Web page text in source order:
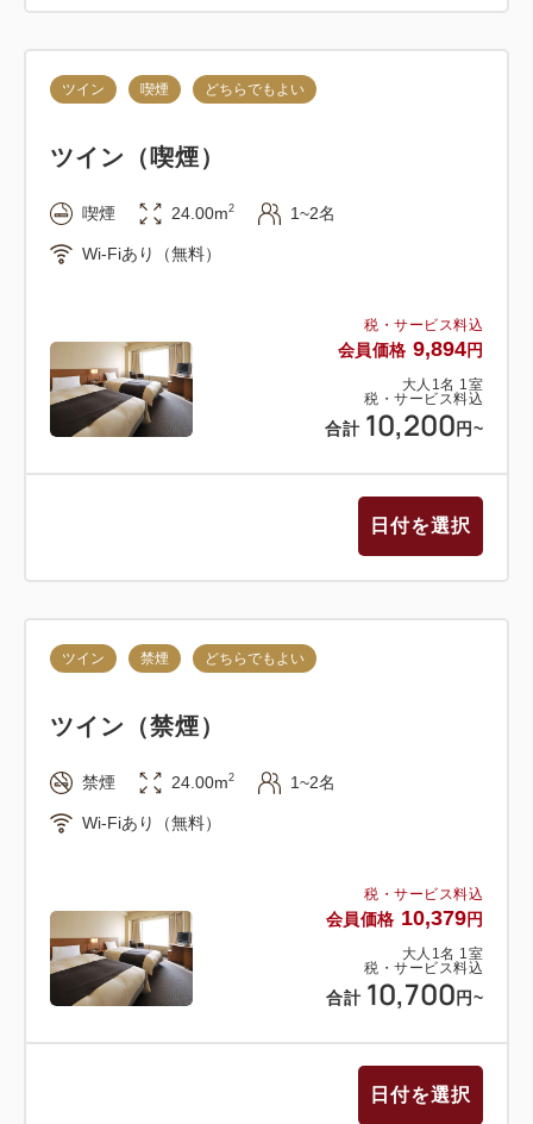
税・サービス料込
会員価格 9,894円
大人 1名 1室
税・サービス料込
合計 10,200 円~
ツイン 喫煙 どちらでもよい
ツイン（喫煙）
喫煙 24.00m2 1~2名
Wi-Fiあり（無料）
日付を選択
税・サービス料込
会員価格 10,379円
大人 1名 1室
税・サービス料込
合計 10,700 円~
ツイン 禁煙 どちらでもよい
ツイン（禁煙）
禁煙 24.00m2 1~2名
Wi-Fiあり（無料）
日付を選択